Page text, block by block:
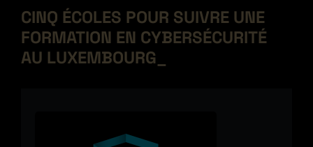
CINQ ÉCOLES POUR SUIVRE UNE
FORMATION EN CYBERSÉCURITÉ
AU LUXEMBOURG